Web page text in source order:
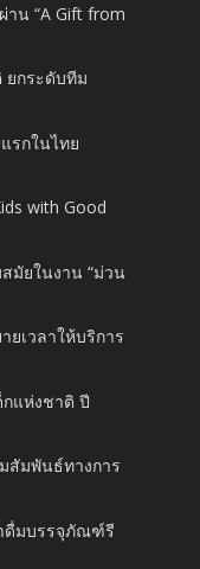
น “A Gift from
ยกระดับทีม
รกในไทย
with Good
มัยในงาน “ม่วน
ยเวลาให้บริการ
กแห่งชาติ ปี
สัมพันธ์ทางการ
ดื่มบรรจุภัณฑ์รี